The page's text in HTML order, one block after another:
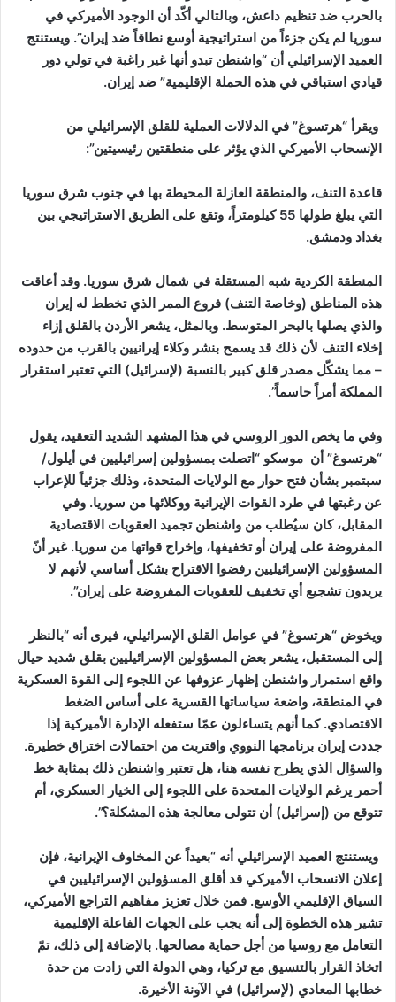
بالحرب ضد تنظيم داعش، وبالتالي أكّد أن الوجود الأميركي في
سوريا لم يكن جزءاً من استراتيجية أوسع نطاقاً ضد إيران”. ويستنتج
العميد الإسرائيلي أن “واشنطن تبدو أنها غير راغبة في تولي دور
قيادي استباقي في هذه الحملة الإقليمية” ضد إيران.
ويقرأ “هرتسوغ” في الدلالات العملية للقلق الإسرائيلي من
الإنسحاب الأميركي الذي يؤثر على منطقتين رئيسيتين”:
قاعدة التنف، والمنطقة العازلة المحيطة بها في جنوب شرق سوريا
التي يبلغ طولها 55 كيلومتراً، وتقع على الطريق الاستراتيجي بين
بغداد ودمشق.
المنطقة الكردية شبه المستقلة في شمال شرق سوريا. وقد أعاقت
هذه المناطق (وخاصة التنف) فروع الممر الذي تخطط له إيران
والذي يصلها بالبحر المتوسط. وبالمثل، يشعر الأردن بالقلق إزاء
إخلاء التنف لأن ذلك قد يسمح بنشر وكلاء إيرانيين بالقرب من حدوده
– مما يشكّل مصدر قلق كبير بالنسبة (لإسرائيل) التي تعتبر استقرار
المملكة أمراً حاسماً”.
وفي ما يخص الدور الروسي في هذا المشهد الشديد التعقيد، يقول
“هرتسوغ” أن موسكو “اتصلت بمسؤولين إسرائيليين في أيلول/
سبتمبر بشأن فتح حوار مع الولايات المتحدة، وذلك جزئياً للإعراب
عن رغبتها في طرد القوات الإيرانية ووكلائها من سوريا. وفي
المقابل، كان سيُطلب من واشنطن تجميد العقوبات الاقتصادية
المفروضة على إيران أو تخفيفها، وإخراج قواتها من سوريا. غير أنّ
المسؤولين الإسرائيليين رفضوا الاقتراح بشكل أساسي لأنهم لا
يريدون تشجيع أي تخفيف للعقوبات المفروضة على إيران”.
ويخوض “هرتسوغ” في عوامل القلق الإسرائيلي، فيرى أنه “بالنظر
إلى المستقبل، يشعر بعض المسؤولين الإسرائيليين بقلق شديد حيال
واقع استمرار واشنطن إظهار عزوفها عن اللجوء إلى القوة العسكرية
في المنطقة، واضعة سياساتها القسرية على أساس الضغط
الاقتصادي. كما أنهم يتساءلون عمّا ستفعله الإدارة الأميركية إذا
جددت إيران برنامجها النووي واقتربت من احتمالات اختراق خطيرة.
والسؤال الذي يطرح نفسه هنا، هل تعتبر واشنطن ذلك بمثابة خط
أحمر يرغم الولايات المتحدة على اللجوء إلى الخيار العسكري، أم
تتوقع من (إسرائيل) أن تتولى معالجة هذه المشكلة؟”.
ويستنتج العميد الإسرائيلي أنه “بعيداً عن المخاوف الإيرانية، فإن
إعلان الانسحاب الأميركي قد أقلق المسؤولين الإسرائيليين في
السياق الإقليمي الأوسع. فمن خلال تعزيز مفاهيم التراجع الأميركي،
تشير هذه الخطوة إلى أنه يجب على الجهات الفاعلة الإقليمية
التعامل مع روسيا من أجل حماية مصالحها. بالإضافة إلى ذلك، تمّ
اتخاذ القرار بالتنسيق مع تركيا، وهي الدولة التي زادت من حدة
خطابها المعادي (لإسرائيل) في الآونة الأخيرة.